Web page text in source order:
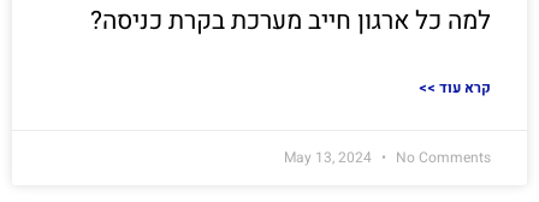
למה כל ארגון חייב מערכת בקרת כניסה?
<< קרא עוד
May 13, 2024 No Comments